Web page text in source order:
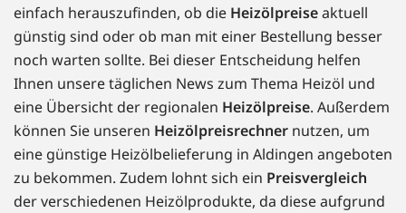
einfach herauszufinden, ob die Heizölpreiseaktuell
günstig sind oder ob man mit einer Bestellung besser
noch warten sollte. Bei dieser Entscheidung helfen
Ihnen unsere täglichen News zum Thema Heizöl und
eine Übersicht der regionalen Heizölpreise. Außerdem
können Sie unseren Heizölpreisrechner nutzen, um
eine günstige Heizölbelieferung in Aldingen angeboten
zu bekommen. Zudem lohnt sich ein Preisvergleich
der verschiedenen Heizölprodukte, da diese aufgrund